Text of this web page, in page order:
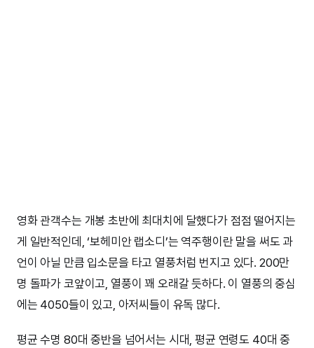
영화 관객수는 개봉 초반에 최대치에 달했다가 점점 떨어지는
게 일반적인데, ‘보헤미안 랩소디’는 역주행이란 말을 써도 과
언이 아닐 만큼 입소문을 타고 열풍처럼 번지고 있다. 200만
명 돌파가 코앞이고, 열풍이 꽤 오래갈 듯하다. 이 열풍의 중심
에는 4050들이 있고, 아저씨들이 유독 많다.
평균 수명 80대 중반을 넘어서는 시대, 평균 연령도 40대 중